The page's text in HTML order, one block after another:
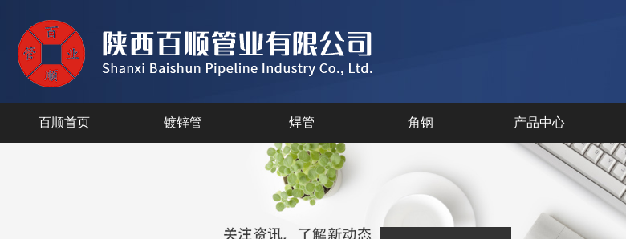
百顺首页 镀锌管 焊管 角钢 产品中心